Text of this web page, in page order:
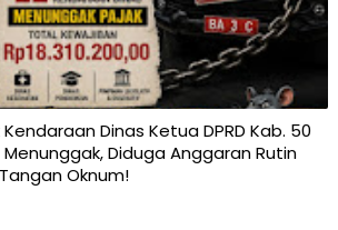
Kendaraan Dinas Ketua DPRD Kab. 50
Diduga Anggaran Rutin
Oknum!